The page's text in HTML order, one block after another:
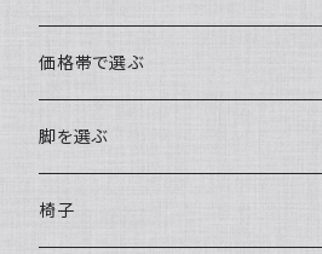
ウォールナット
モンキーポッド
楠（クス）
～140cm
～160cm
～180cm
価格帯で選ぶ
～10万円
～15万円
脚を選ぶ
ロータイプ（座卓・リビングテーブル・ソ
ファテーブル）
椅子